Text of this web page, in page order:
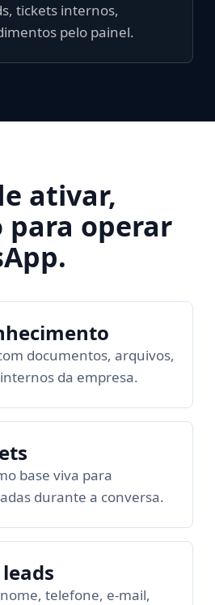
tickets internos,
pelo painel.
ativar,
para operar
documentos, arquivos,
da empresa.
base viva para
durante a conversa.
telefone, e-mail,